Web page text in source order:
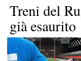
Treni del
già esaurito